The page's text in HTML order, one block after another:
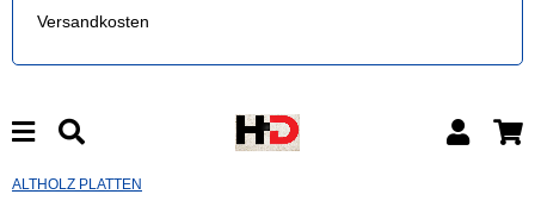
Versandkosten
ALTHOLZ PLATTEN